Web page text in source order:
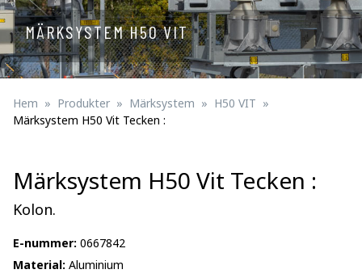
MÄRKSYSTEM H50 VIT
Hem Produkter Märksystem
H50 VIT
Märksystem H50 Vit Tecken :
Märksystem H50 Vit Tecken :
Kolon.
E-nummer: 0667842
Material: Aluminium